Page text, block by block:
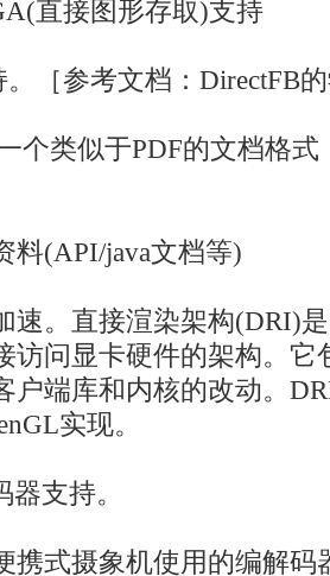
直接图形存取)支持
［参考文档：DirectFB
个类似于PDF的文档格
料(API/java文档等)
速。直接渲染架构(DRI)
访问显卡硬件的架构。它
户端库和内核的改动。
实现。
支持。
携式摄象机使用的编解码